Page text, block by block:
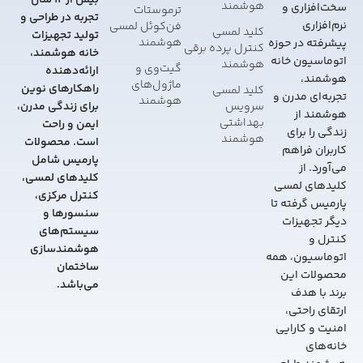
سخت‌افزاری و
نرم‌افزاری
پیشرفته در حوزه
اتوماسیون خانه
هوشمند،
تجربه‌ای مدرن و
هوشمند از
زندگی را برای
کاربران فراهم
می‌آورد. از
کلیدهای لمسی
پارمیس گرفته تا
دیگر تجهیزات
کنترل و
اتوماسیون، همه
محصولات این
برند با هدف
ارتقای راحتی،
امنیت و کارایی
خانه‌های
هوشمند
کلید لمسی
کنترل پرده برقی
هوشمند
کلید لمسی
سرویس
بهداشتی
هوشمند
ترموستات
فن‌کوئل لمسی
هوشمند
گیت‌وی و
ماژول‌های
هوشمند
تجربه در طراحی و
تولید تجهیزات
خانه هوشمند،
ارائه‌دهنده
راهکارهای نوین
برای زندگی مدرن،
ایمن و راحت
است. محصولات
پارمیس شامل
کلیدهای لمسی،
کنترل مرکزی،
سنسورها و
سیستم‌های
هوشمندسازی
ساختمان
می‌باشد.